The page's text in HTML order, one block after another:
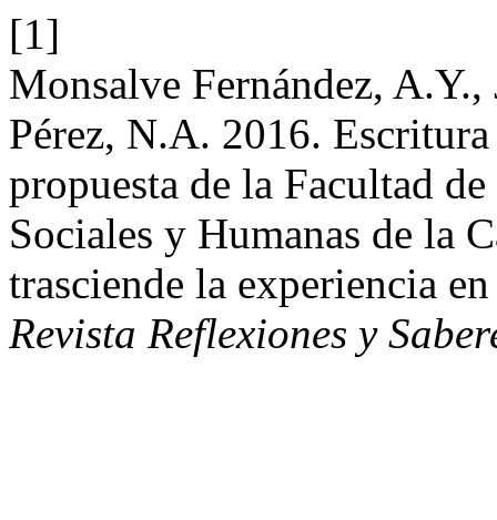
[1]
Monsalve Fernández,
Pérez, N.A. 2016.
propuesta de la Facultad
Sociales y Humanas de la
trasciende la experiencia
Revista Reflexiones y